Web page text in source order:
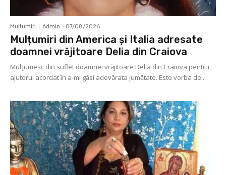
Multumiri Admin - 07/08/2026
Mulțumiri din America și Italia adresate
doamnei vrăjitoare Delia din Craiova
Mulţumesc din suflet doamnei vrăjitoare Delia din Craiova pentru
ajutorul acordat în a-mi găsi adevărata jumătate. Este vorba de...